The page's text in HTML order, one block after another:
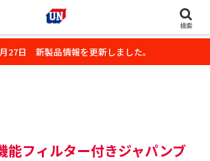
ィシャルホームページです。デジタルカメラ・カメ
の撮影アクセサリーのご紹介をいたします。
27日 新製品情報を更新しました。
能フィルター付きジャパンブ
検索